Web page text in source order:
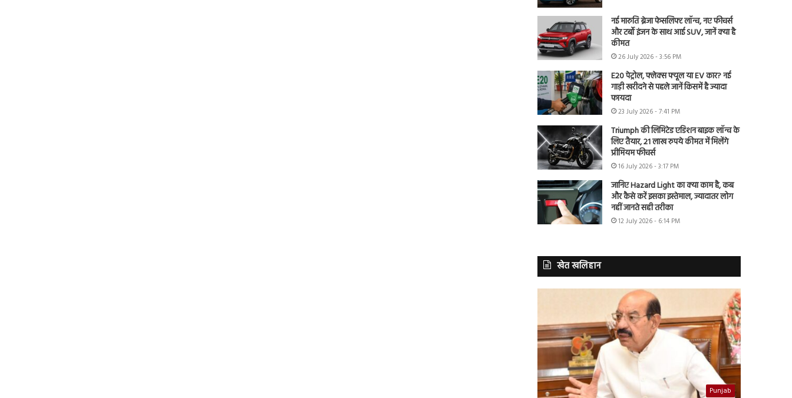
नई मारुति ब्रेजा फेसलिफ्ट लॉन्च, नए फीचर्स
और टर्बो इंजन के साथ आई SUV, जानें क्या है
कीमत
26 July 2026 - 3:56 PM
E20 पेट्रोल, फ्लेक्स फ्यूल या EV कार? नई
गाड़ी खरीदने से पहले जानें किसमें है ज्यादा
फायदा
23 July 2026 - 7:41 PM
Triumph की लिमिटेड एडिशन बाइक लॉन्च के
लिए तैयार, 21 लाख रुपये कीमत में मिलेंगे
प्रीमियम फीचर्स
16 July 2026 - 3:17 PM
जानिए Hazard Light का क्या काम है, कब
और कैसे करें इसका इस्तेमाल, ज्यादातर लोग
नहीं जानते सही तरीका
12 July 2026 - 6:14 PM
खेत खलिहान
Punjab